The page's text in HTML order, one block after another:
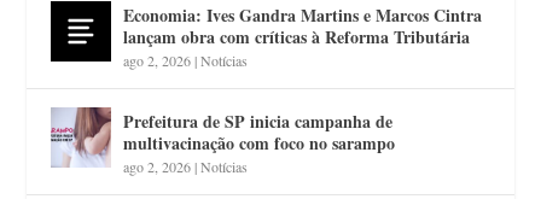
Economia: Ives Gandra Martins e Marcos Cintra
lançam obra com críticas à Reforma Tributária
ago 2, 2026|Notícias
Prefeitura de SP inicia campanha de
multivacinação com foco no sarampo
ago 2, 2026|Notícias